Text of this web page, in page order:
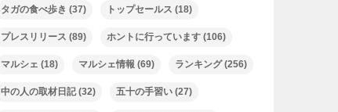
タガの食べ歩き (37) トップセールス (18)
プレスリリース (89) ホントに行っています (106)
マルシェ (18) マルシェ情報 (69) ランキング(256)
中の人の取材日記(32) 五十の手習い (27)